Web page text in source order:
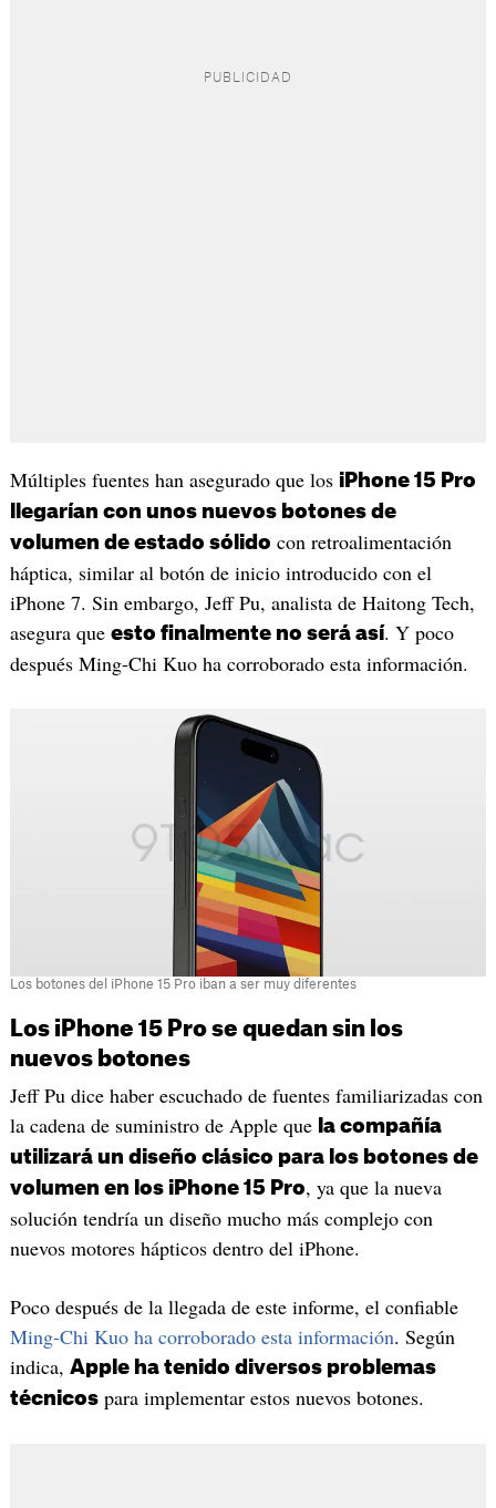
Múltiples fuentes han asegurado que los iPhone 15 Pro
llegarían con unos nuevos botones de
volumen de estado sólido con retroalimentación
háptica, similar al botón de inicio introducido con el
iPhone 7. Sin embargo, Jeff Pu, analista de Haitong Tech,
asegura que esto finalmente no será así. Y poco
después Ming-Chi Kuo ha corroborado esta información.
Los botones del iPhone 15 Pro iban a ser muy diferentes
Los iPhone 15 Pro se quedan sin los
nuevos botones
Jeff Pu dice haber escuchado de fuentes familiarizadas con
la cadena de suministro de Apple que la compañía
utilizará un diseño clásico para los botones de
volumen en los iPhone 15 Pro, ya que la nueva
solución tendría un diseño mucho más complejo con
nuevos motores hápticos dentro del iPhone.
Poco después de la llegada de este informe, el confiable
Ming-Chi Kuo ha corroborado esta información. Según
indica, Apple ha tenido diversos problemas
técnicospara implementar estos nuevos botones.